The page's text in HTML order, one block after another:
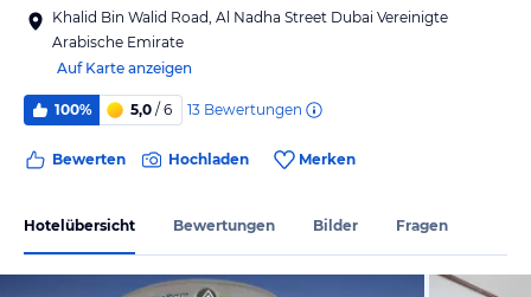
Khalid Bin Walid Road, Al Nadha Street Dubai Vereinigte
Arabische Emirate
Auf Karte anzeigen
100% 5,0 / 6 13 Bewertungen
Bewerten Hochladen Merken
Hotelübersicht Bewertungen Bilder Fragen